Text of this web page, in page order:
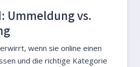
Ummeldung vs.
wenn sie online einen
und die richtige Kategorie